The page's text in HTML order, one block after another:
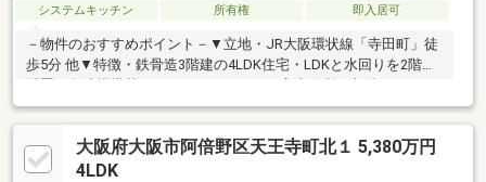
システムキッチン
所有権 即入居可
－物件のおすすめポイント－▼立地・JR大阪環状線「寺田町」徒
歩5分 他▼特徴・鉄骨造3階建の4LDK住宅・LDKと水回りを2階に
配置・食洗機搭載のシステムキッチン・室内随所に収納スペース
を確保・多用途に利用可能なロフト付▼2026年5月室内リフォー
ム済【新調】キッチン、UB、 トイレ 等【張替】全室クロス(壁・
天井) 等【その他】ハウスクリーニング 他▼周辺環境・万代天王
寺店 徒歩3分(約200m)・大阪市立高松小学校 徒歩5分(約350m)■
大阪府大阪市阿倍野区天王寺町北１ 5,380万円
4LDK